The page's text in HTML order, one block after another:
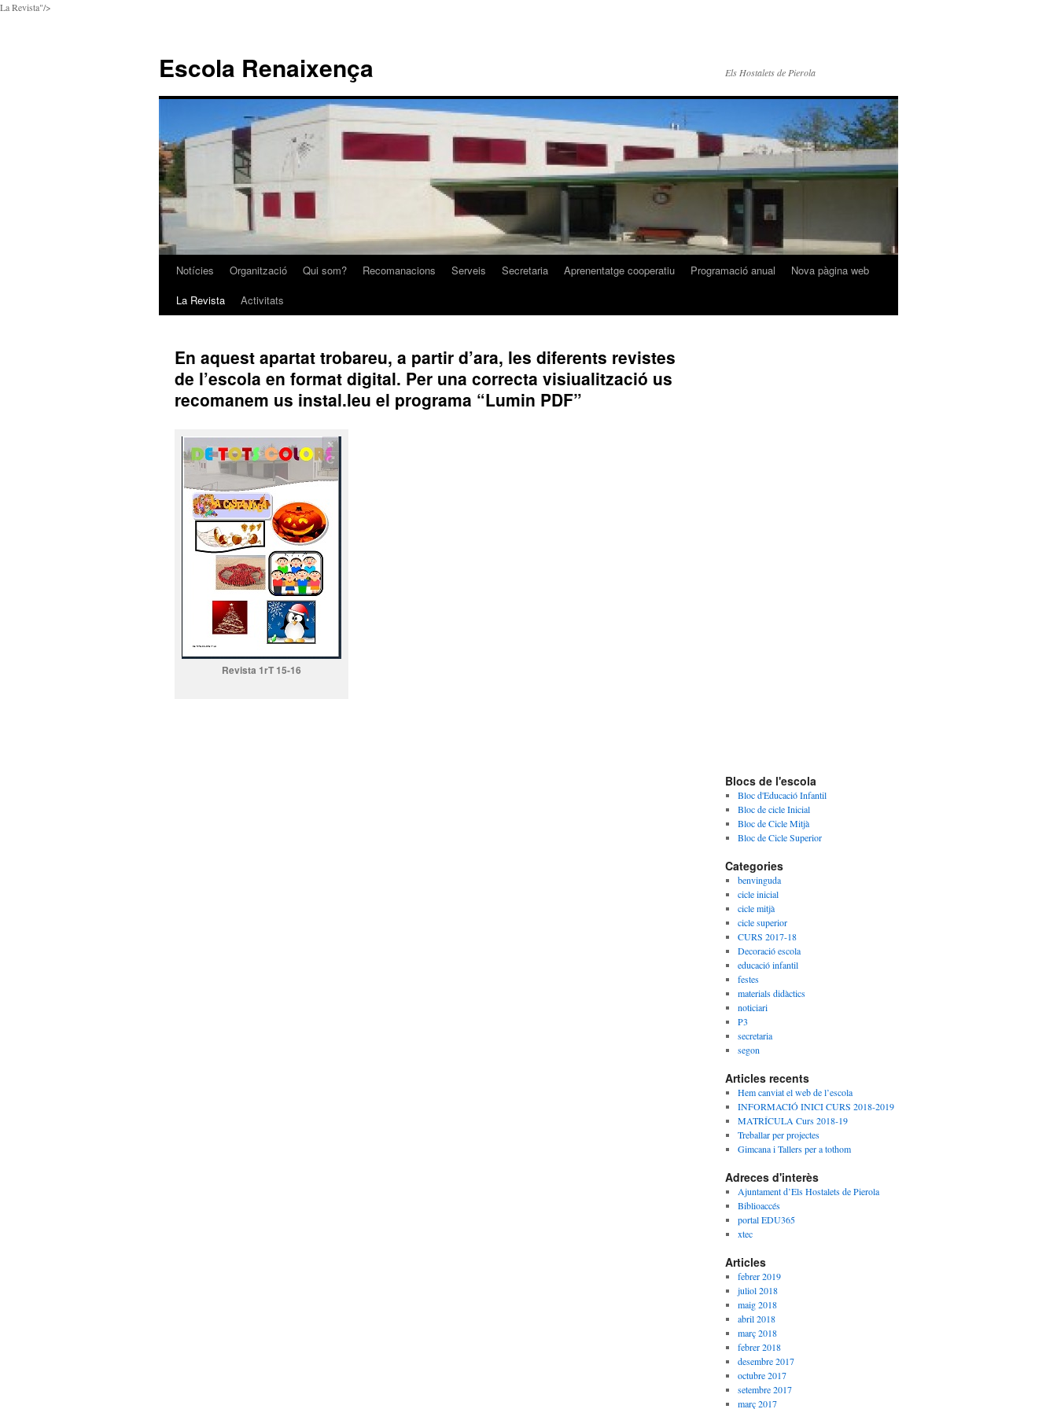
La Revista"/>
Escola Renaixença Els Hostalets de Pierola
VésNotícies Organització Qui som? Recomanacions Serveis Secretaria Aprenentatge cooperatiu Programació anual
Nova pàgina web
La Revista
Activitats
En aquest apartat trobareu, a partir d’ara, les diferents revistes
de l’escola en format digital. Per una correcta visiualització us
recomanem us instal.leu el programa “Lumin PDF”
Revista 1rT 15-16
Blocs de l'escola
Bloc d'Educació Infantil
Bloc de cicle Inicial
Bloc de Cicle Mitjà
Bloc de Cicle Superior
Categories
benvinguda
cicle inicial
cicle mitjà
cicle superior
CURS 2017-18
Decoració escola
educació infantil
festes
materials didàctics
noticiari
P3
secretaria
segon
Articles recents
Hem canviat el web de l’escola
INFORMACIÓ INICI CURS 2018-2019
MATRÍCULA Curs 2018-19
Treballar per projectes
Gimcana i Tallers per a tothom
Adreces d'interès
Ajuntament d’Els Hostalets de Pierola
Biblioaccés
portal EDU365
xtec
Articles
febrer 2019
juliol 2018
maig 2018
abril 2018
març 2018
febrer 2018
desembre 2017
octubre 2017
setembre 2017
març 2017